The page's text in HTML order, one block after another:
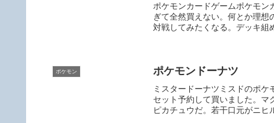
ポケモンカードゲームポケモン
ぎて全然買えない。何とか理
対戦してみたくなる。デッキ組
ポケモン ポケモンドーナツ
ミスタードーナツミスドのポケ
セット予約して買いました。マ
ピカチュウだ。若干口元がニヒ